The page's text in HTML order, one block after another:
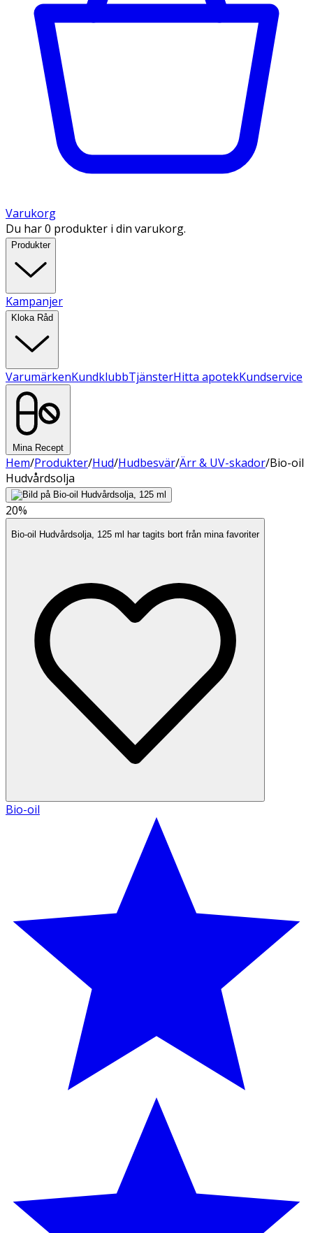
Varukorg
Du har 0 produkter i din varukorg.
Produkter
Kampanjer
Kloka Råd
VarumärkenKundklubbTjänsterHitta apotekKundservice
Mina Recept
Hem/Produkter/Hud/Hudbesvär/Ärr & UV-skador/Bio-oil
Hudvårdsolja
20%
Bio-oil Hudvårdsolja, 125 ml har tagits bort från mina favoriter
Bio-oil